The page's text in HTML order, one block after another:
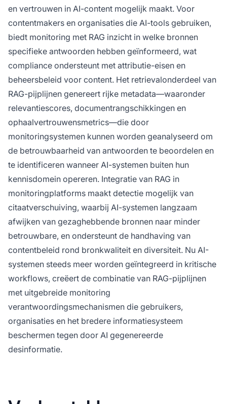
en vertrouwen in AI-content mogelijk maakt. Voor
contentmakers en organisaties die AI-tools gebruiken,
biedt monitoring met RAG inzicht in welke bronnen
specifieke antwoorden hebben geïnformeerd, wat
compliance ondersteunt met attributie-eisen en
beheersbeleid voor content. Het retrievalonderdeel van
RAG-pijplijnen genereert rijke metadata—waaronder
relevantiescores, documentrangschikkingen en
ophaalvertrouwensmetrics—die door
monitoringsystemen kunnen worden geanalyseerd om
de betrouwbaarheid van antwoorden te beoordelen en
te identificeren wanneer AI-systemen buiten hun
kennisdomein opereren. Integratie van RAG in
monitoringplatforms maakt detectie mogelijk van
citaatverschuiving, waarbij AI-systemen langzaam
afwijken van gezaghebbende bronnen naar minder
betrouwbare, en ondersteunt de handhaving van
contentbeleid rond bronkwaliteit en diversiteit. Nu AI-
systemen steeds meer worden geïntegreerd in kritische
workflows, creëert de combinatie van RAG-pijplijnen
met uitgebreide monitoring
verantwoordingsmechanismen die gebruikers,
organisaties en het bredere informatiesysteem
beschermen tegen door AI gegenereerde
desinformatie.